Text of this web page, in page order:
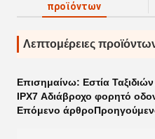
προϊόντων
Λεπτομέρειες
Επισημαίνω: Εστία
IPX7 Αδιάβροχο φορητό
Επόμενο